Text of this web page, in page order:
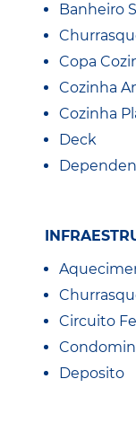
Banheiro
Copa
Cozinha
Cozinha
Deck
Circuito
Deposito